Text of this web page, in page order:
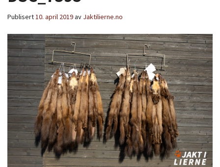
Publisert 10. april 2019av Jaktilierne.no